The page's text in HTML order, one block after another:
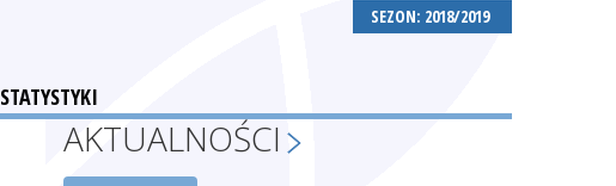
SEZON: 2018/2019
STATYSTYKI
AKTUALNOŚCI